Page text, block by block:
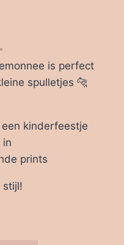
is perfect
spulletjes 🐆
kinderfeestje
in
prints
stijl!